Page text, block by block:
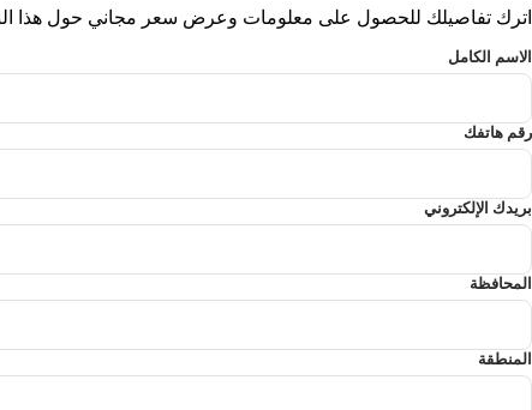
اترك تفاصيلك للحصول على معلومات وعرض سعر مجاني حول هذا
الاسم الكامل
رقم هاتفك
بريدك الإلكتروني
المحافظة
المنطقة